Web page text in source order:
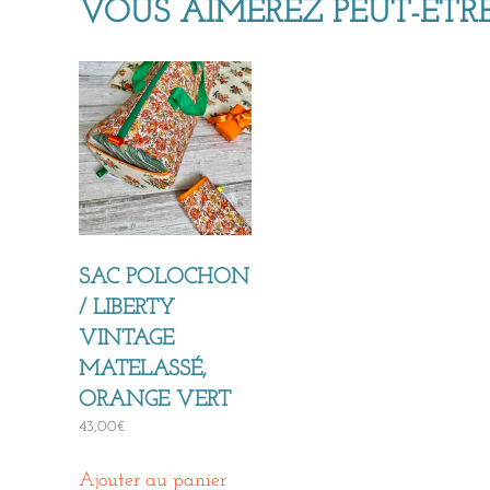
VOUS AIMEREZ PEUT-
SAC POLOCHON
/ LIBERTY
VINTAGE
MATELASSÉ,
ORANGE VERT
43,00€
Ajouter au panier